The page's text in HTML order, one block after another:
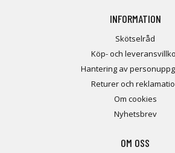
INFORMATION
Skötselråd
Köp- och
Hantering av
Returer och
Om cookies
Nyhetsbrev
OM OSS